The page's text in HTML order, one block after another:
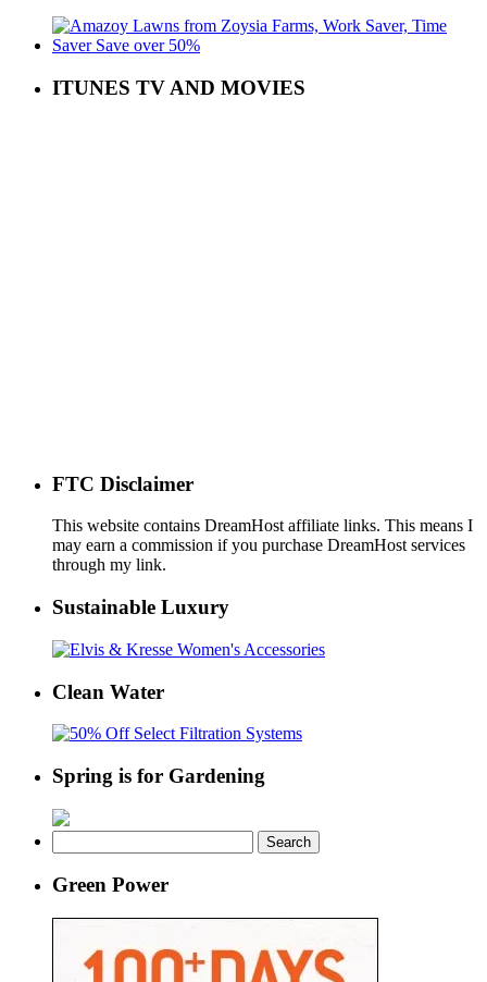
ITUNES TV AND MOVIES
FTC Disclaimer
This website contains DreamHost affiliate links. This means I
may earn a commission if you purchase DreamHost services
through my link.
Sustainable Luxury
Clean Water
Spring is for Gardening
for:
Green Power